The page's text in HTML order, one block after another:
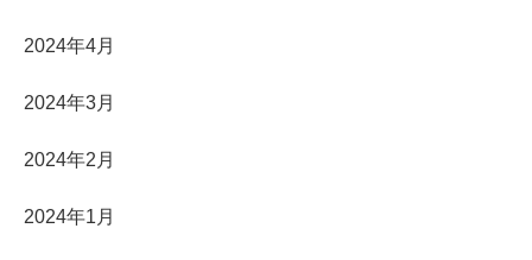
2024年4月
2024年3月
2024年2月
2024年1月